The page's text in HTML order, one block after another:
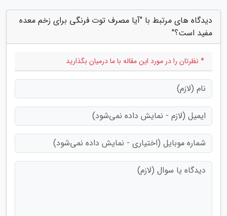
دیدگاه های مرتبط با "آیا مصرف توت فرنگی برای زخم معده
مفید است؟"
* نظرتان را در مورد این مقاله با ما درمیان بگذارید